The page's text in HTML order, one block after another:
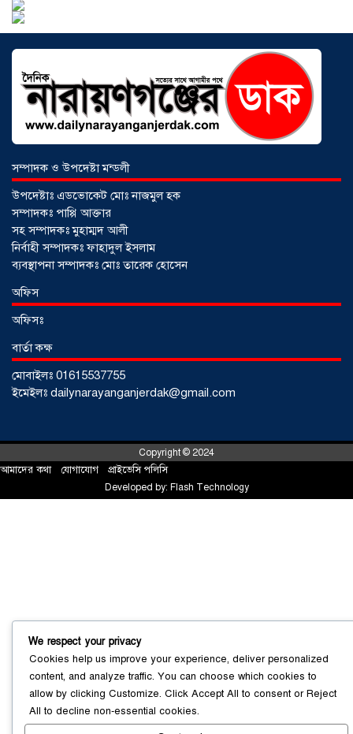
২০২৬
আড়াইহাজারে বান্টি বাজারে ৫ গ্রাম
হেরোইনসহ যুবক গ্রেপ্তার
০৩ আগস্ট ২০২৬
আড়াইহাজারে জেলেদের জালে উঠে এলো
শর্টগান
সোনারগাঁয়ে ৬৮ পিস ইয়াবাসহ নারী মাদক
ব্যবসায়ী গ্রেফতার
০৩ আগস্ট ২০২৬
সম্পাদক ও উপদেষ্টা মন্ডলী
উপদেষ্টাঃ এডভোকেট মোঃ নাজমুল হক
সম্পাদকঃ পাপ্পি আক্তার
সহ সম্পাদকঃ মুহাম্মদ আলী
নির্বাহী সম্পাদকঃ ফাহাদুল ইসলাম
ব্যবস্থাপনা সম্পাদকঃ মোঃ তারেক হোসেন
অফিস
অফিসঃ
বার্তা কক্ষ
মোবাইলঃ 01615537755
ইমেইলঃ dailynarayanganjerdak@gmail.com
Copyright © 2024
আমাদের কথা যোগাযোগ প্রাইভেসি পলিসি
Developed by: Flash Technology
We respect your privacy
Cookies help us improve your experience, deliver personalized
content, and analyze traffic. You can choose which cookies to
allow by clicking Customize. Click Accept All to consent orReject
All to decline non-essential cookies.